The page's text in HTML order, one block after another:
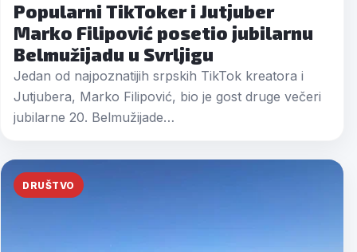
Popularni TikToker i Jutjuber
Marko Filipović posetio jubilarnu
Belmužijadu u Svrljigu
Jedan od najpoznatijih srpskih TikTok kreatora i
Jutjubera, Marko Filipović, bio je gost druge večeri
jubilarne 20. Belmužijade…
DRUŠTVO